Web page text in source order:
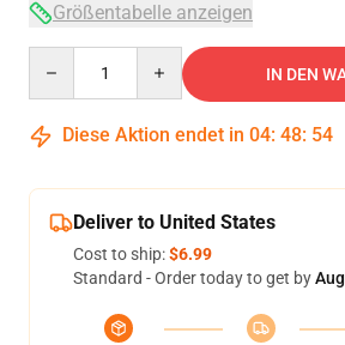
Größentabelle anzeigen
IN DEN
Diese Aktion endet in 04: 48: 54
Deliver to United States
Cost to ship:$6.99
Standard - Order today to get by